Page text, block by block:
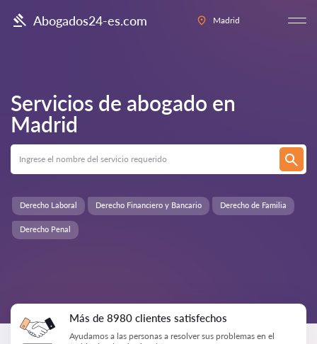
Abogados24-es.com Madrid
Servicios de abogado en
Madrid
Derecho Penal
Derecho Laboral Derecho Financiero y Bancario Derecho de Familia
Más de 8980 clientes satisfechos
Ayudamos a las personas a resolver sus problemas en el